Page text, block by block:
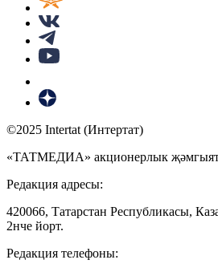
©2025 Intertat (Интертат)
«ТАТМЕДИА» акционерлык
Редакция адресы:
420066, Татарстан Республикасы,
2нче йорт.
Редакция телефоны: